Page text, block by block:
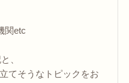
関etc
、
てそうなトピックをお